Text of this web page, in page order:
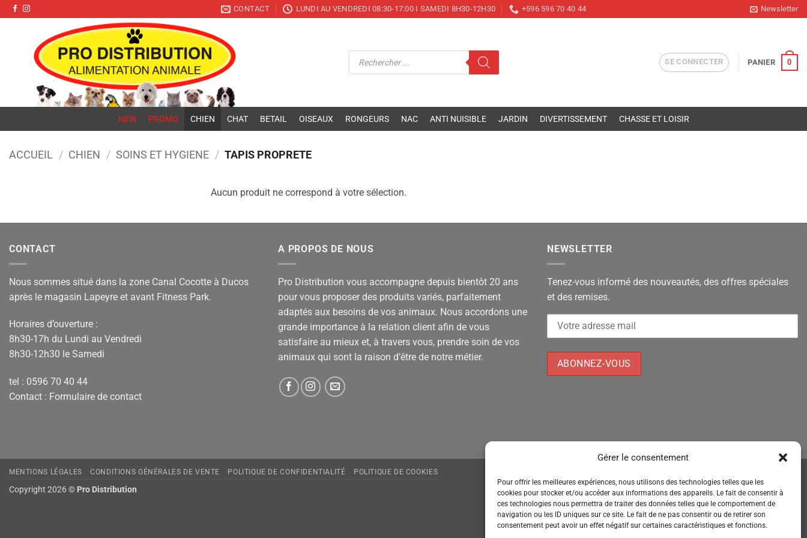
Gérer le consentement
Pour offrir les meilleures expériences, nous utilisons des technologies telles que les
cookies pour stocker et/ou accéder aux informations des appareils. Le fait de consentir à
ces technologies nous permettra de traiter des données telles que le comportement de
navigation ou les ID uniques sur ce site. Le fait de ne pas consentir ou de retirer son
consentement peut avoir un effet négatif sur certaines caractéristiques et fonctions.
Pro Distribution
Passer
au
CONTACT LUNDI AU VENDREDI 08:30-17:00 I SAMEDI 8H30-12H30 +596 596 70 40 44 Newsletter
Recherche
SE CONNECTER PANIER 0
NEW PROMO CHIEN CHAT BETAIL OISEAUX RONGEURS NAC ANTI NUISIBLE JARDIN DIVERTISSEMENT CHASSE ET LOISIR
ACCUEIL / CHIEN / SOINS ET HYGIENE / TAPIS PROPRETE
Aucun produit ne correspond à votre sélection.
CONTACT
Nous sommes situé dans la zone Canal Cocotte à Ducos
après le magasin Lapeyre et avant Fitness Park.
Horaires d’ouverture :
8h30-17h du Lundi au Vendredi
8h30-12h30 le Samedi
tel : 0596 70 40 44
Contact : Formulaire de contact
A PROPOS DE NOUS
Pro Distribution vous accompagne depuis bientôt 20 ans
pour vous proposer des produits variés, parfaitement
adaptés aux besoins de vos animaux. Nous accordons une
grande importance à la relation client afin de vous
satisfaire au mieux et, à travers vous, prendre soin de vos
animaux qui sont la raison d’être de notre métier.
NEWSLETTER
Tenez-vous informé des nouveautés, des offres spéciales
et des remises.
MENTIONS LÉGALES CONDITIONS GÉNÉRALES DE VENTE POLITIQUE DE CONFIDENTIALITÉ POLITIQUE DE COOKIES
Copyright 2026 © Pro Distribution